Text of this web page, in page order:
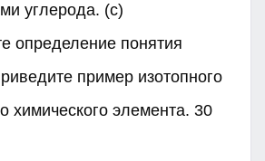
углерода. (с)
определение понятия
пример изотопного
химического элемента. 30